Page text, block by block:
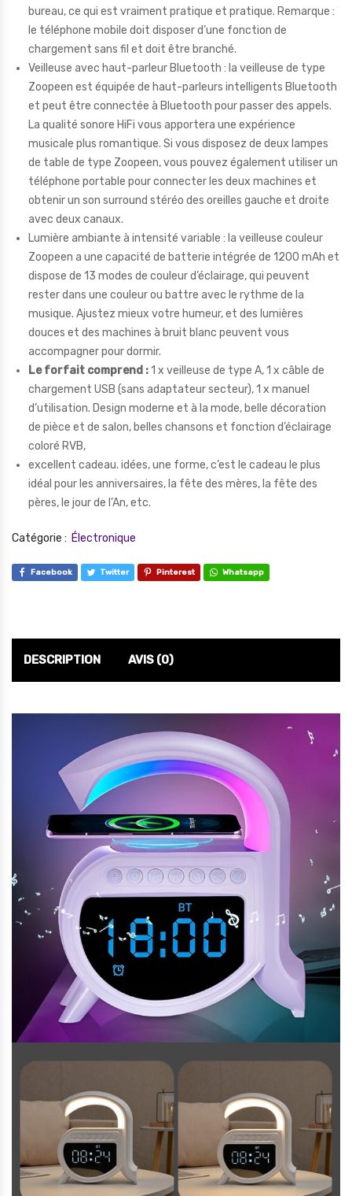
bureau, ce qui est vraiment pratique et pratique. Remarque :
le téléphone mobile doit disposer d’une fonction de
chargement sans fil et doit être branché.
Veilleuse avec haut-parleur Bluetooth : la veilleuse de type
Zoopeen est équipée de haut-parleurs intelligents Bluetooth
et peut être connectée à Bluetooth pour passer des appels.
La qualité sonore HiFi vous apportera une expérience
musicale plus romantique. Si vous disposez de deux lampes
de table de type Zoopeen, vous pouvez également utiliser un
téléphone portable pour connecter les deux machines et
obtenir un son surround stéréo des oreilles gauche et droite
avec deux canaux.
Lumière ambiante à intensité variable : la veilleuse couleur
Zoopeen a une capacité de batterie intégrée de 1200 mAh et
dispose de 13 modes de couleur d’éclairage, qui peuvent
rester dans une couleur ou battre avec le rythme de la
musique. Ajustez mieux votre humeur, et des lumières
douces et des machines à bruit blanc peuvent vous
accompagner pour dormir.
Le forfait comprend :1 x veilleuse de type A, 1 x câble de
chargement USB (sans adaptateur secteur), 1 x manuel
d’utilisation. Design moderne et à la mode, belle décoration
de pièce et de salon, belles chansons et fonction d’éclairage
coloré RVB,
excellent cadeau. idées, une forme, c’est le cadeau le plus
idéal pour les anniversaires, la fête des mères, la fête des
pères, le jour de l’An, etc.
Catégorie : Électronique
Facebook Twitter Pinterest Whatsapp
DESCRIPTION AVIS (0)